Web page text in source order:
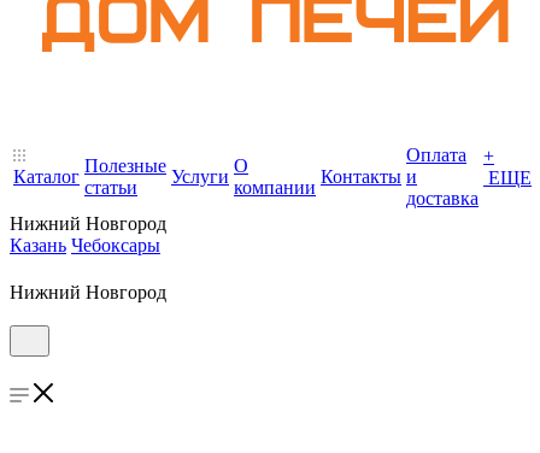
Каталог
Полезные
статьи
Услуги
О
компании
Контакты
Оплата
и
доставка
+
ЕЩЕ
Нижний Новгород
Казань Чебоксары
Нижний Новгород